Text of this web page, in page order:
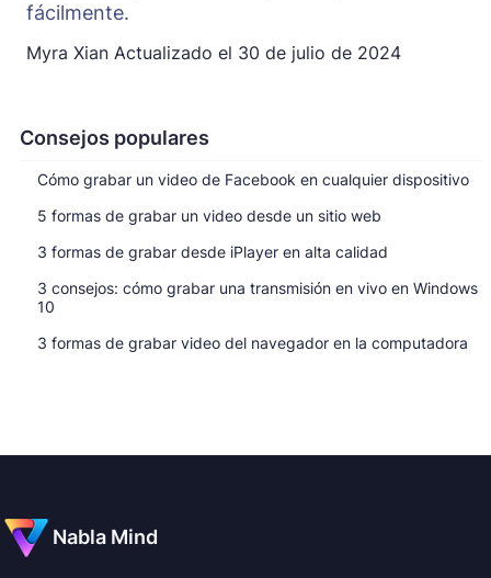
Consejos populares
Cómo grabar un video de Facebook en cualquier dispositivo
5 formas de grabar un video desde un sitio web
3 formas de grabar desde iPlayer en alta calidad
3 consejos: cómo grabar una transmisión en vivo en Windows
10
3 formas de grabar video del navegador en la computadora
fácilmente.
Myra Xian Actualizado el 30 de julio de 2024
Nabla Mind